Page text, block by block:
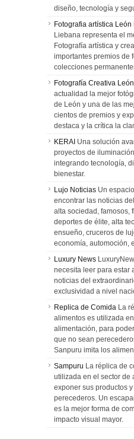
diseño, tecnología y
Fotografia artística León
Liebana representa el
Fotografía artística y
importantes premios de
colecciones
Fotografía Creativa León
actualidad la mejor
de León y una de las
cientos de premios y
destaca y la crítica la
KERAI Una solución
proyectos de
integrando tecnología,
bienestar.
Lujo Noticias Un
encontrar las noticias
alta sociedad, famosos,
deportes de élite, alta
ensueño, cruceros de
economía, automoción,
Luxury News
necesita leer para estar
noticias del
exclusividad a nivel
Replica de Comida La
alimentos es utilizada
alimentación, para
que no sean
Sanpuru imita los
Sampuru La réplica de
utilizada en el sector de
exponer sus productos
perecederos. Un
es la mejor forma de
impacto visual mayor.